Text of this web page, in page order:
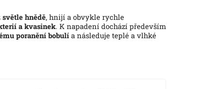
světle hnědě, hnijí a obvykle rychle
a kvasinek. K napadení dochází především
poranění bobulí a následuje teplé a vlhké